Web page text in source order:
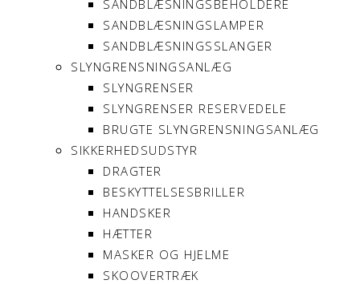
SANDBLÆSNINGSBEHOLDERE
SANDBLÆSNINGSLAMPER
SANDBLÆSNINGSSLANGER
SLYNGRENSNINGSANLÆG
SLYNGRENSER
SLYNGRENSER RESERVEDELE
BRUGTE SLYNGRENSNINGSANLÆG
SIKKERHEDSUDSTYR
DRAGTER
BESKYTTELSESBRILLER
HANDSKER
HÆTTER
MASKER OG HJELME
SKOOVERTRÆK